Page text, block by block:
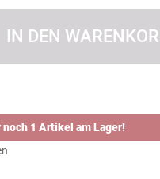
IN DEN
noch 1 Artikel am Lager!